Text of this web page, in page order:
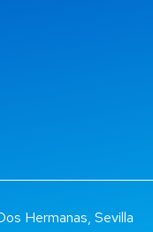
Hermanas, Sevilla